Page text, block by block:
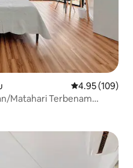
Penarafan
4.95 (109)
Matahari Terbenam